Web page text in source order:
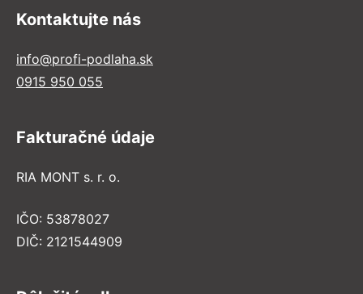
Kontaktujte nás
info@profi-podlaha.sk
0915 950 055
Fakturačné údaje
RIA MONT s. r. o.
IČO: 53878027
DIČ: 2121544909